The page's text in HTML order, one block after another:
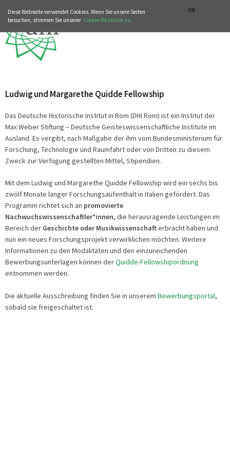
OK
Diese Webseite verwendet Cookies. Wenn Sie unsere Seiten
besuchen, stimmen Sie unserer Cookie-Richtlinie zu.
Ludwig und Margarethe Quidde Fellowship
Das Deutsche Historische Institut in Rom (DHI Rom) ist ein Institut der
Max Weber Stiftung – Deutsche Geisteswissenschaftliche Institute im
Ausland. Es vergibt, nach Maßgabe der ihm vom Bundesministerium für
Forschung, Technologie und Raumfahrt oder von Dritten zu diesem
Zweck zur Verfügung gestellten Mittel, Stipendien.
Mit dem Ludwig und Margarethe Quidde Fellowship wird ein sechs bis
zwölf Monate langer Forschungsaufenthalt in Italien gefördert. Das
Programm richtet sich an promovierte
Nachwuchswissenschaftler*innen, die herausragende Leistungen im
Bereich der Geschichte oder Musikwissenschafterbracht haben und
nun ein neues Forschungsprojekt verwirklichen möchten. Weitere
Informationen zu den Modalitäten und den einzureichenden
Bewerbungsunterlagen können derQuidde-Fellowshipordnung
entnommen werden.
Die aktuelle Ausschreibung finden Sie in unserem Bewerbungsportal,
sobald sie freigeschaltet ist.